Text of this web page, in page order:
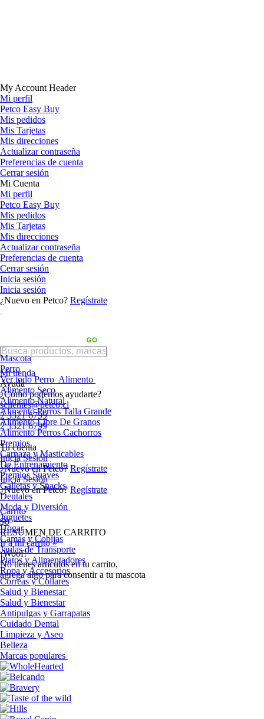
My Account Header
Mi perfil
Petco Easy Buy
Mis pedidos
Mis Tarjetas
Mis direcciones
Actualizar contraseña
Preferencias de cuenta
Cerrar sesión
Mi Cuenta
Mi perfil
Petco Easy Buy
Mis pedidos
Mis Tarjetas
Mis direcciones
Actualizar contraseña
Preferencias de cuenta
Cerrar sesión
Inicia sesión
Inicia sesión
¿Nuevo en Petco? Regístrate
Mi tienda
Ayuda
¿Cómo podemos ayudarte?
sclientes@petco.cl
2 3321 6799
2 3321 6799
Tu cuenta
Inicia Sesión
¿Nuevo en Petco? Regístrate
Inicia Sesión
¿Nuevo en Petco? Regístrate
Carrito
$0
RESUMEN DE CARRITO
Ir a mi carrito »
¡Woof!
No tíenes artículos en tu carrito,
agrega algo para consentir a tu mascota
Mascota
Perro
Ver todo Perro Alimento
Alimento Seco
Alimento Natural
Alimento Perros Talla Grande
Alimento Libre De Granos
Alimento Perros Cachorros
Premios
Carnaza y Masticables
De Entrenamiento
Premios Suaves
Galletas y Snacks
Dentales
Moda y Diversión
Juguetes
Hogar
Camas y Cobijas
Jaulas de Transporte
Platos y Alimentadores
Ropa y Accesorios
Correas y Collares
Salud y Bienestar
Salud y Bienestar
Antipulgas y Garrapatas
Cuidado Dental
Limpieza y Aseo
Belleza
Marcas populares